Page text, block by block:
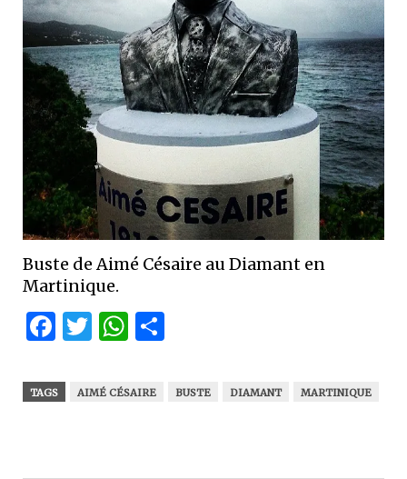
Buste de Aimé Césaire au Diamant en
Martinique.
Facebook
Twitter
WhatsApp
TAGS AIMÉ CÉSAIRE BUSTE DIAMANT MARTINIQUE